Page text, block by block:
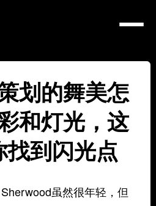
划的舞美怎
和灯光，这
到闪光点
虽然很年轻，但